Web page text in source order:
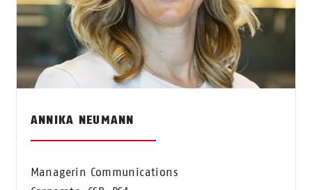
ANNIKA NEUMANN
Managerin Communications